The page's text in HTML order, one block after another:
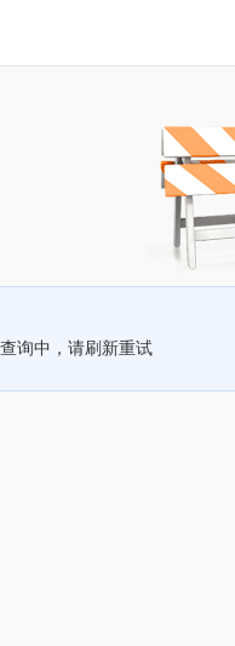
询中，请刷新重试